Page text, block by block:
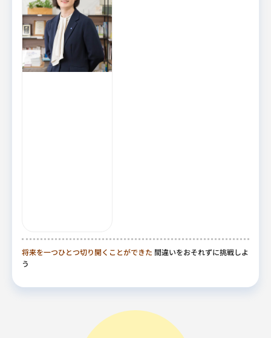
将来を一つひとつ切り開くことができた 間違いをおそれずに挑戦しよ
う